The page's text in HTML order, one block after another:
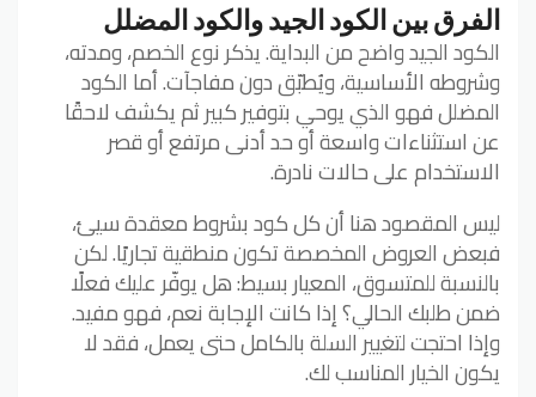
الفرق بين الكود الجيد والكود المضلل
الكود الجيد واضح من البداية. يذكر نوع الخصم، ومدته،
وشروطه الأساسية، ويُطبّق دون مفاجآت. أما الكود
المضلل فهو الذي يوحي بتوفير كبير ثم يكشف لاحقًا
عن استثناءات واسعة أو حد أدنى مرتفع أو قصر
الاستخدام على حالات نادرة.
ليس المقصود هنا أن كل كود بشروط معقدة سيئ،
فبعض العروض المخصصة تكون منطقية تجاريًا. لكن
بالنسبة للمتسوق، المعيار بسيط: هل يوفّر عليك فعلًا
ضمن طلبك الحالي؟ إذا كانت الإجابة نعم، فهو مفيد.
وإذا احتجت لتغيير السلة بالكامل حتى يعمل، فقد لا
يكون الخيار المناسب لك.